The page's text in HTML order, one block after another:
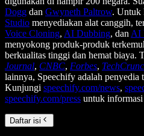
Dogg dan Gwyneth Paltrow. Untuk
Studio menyediakan alat canggih,
Voice Cloning, AI Dubbing, dan AI
menyokong produk-produk
berkualitas tinggi dan hemat biaya.
Journal, CNBC, Forbes,
lainnya, Speechify adalah penyedia
Kunjungi speechify.com/news,
speechify.com/press untuk
Daftar isi